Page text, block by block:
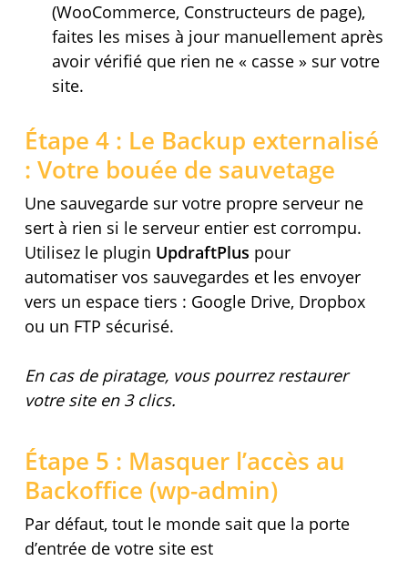
(WooCommerce, Constructeurs de page),
faites les mises à jour manuellement après
avoir vérifié que rien ne « casse » sur votre
site.
Étape 4 : Le Backup externalisé
: Votre bouée de sauvetage
Une sauvegarde sur votre propre serveur ne
sert à rien si le serveur entier est corrompu.
Utilisez le plugin UpdraftPlus pour
automatiser vos sauvegardes et les envoyer
vers un espace tiers : Google Drive, Dropbox
ou un FTP sécurisé.
En cas de piratage, vous pourrez restaurer
votre site en 3 clics.
Étape 5 : Masquer l’accès au
Backoffice (wp-admin)
Par défaut, tout le monde sait que la porte
d’entrée de votre site est